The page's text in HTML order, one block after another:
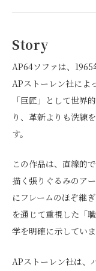
Story
AP64ソファは、1965
APストーレン社によ
「巨匠」として世界
り、革新よりも洗練
す。
この作品は、直線的
描く張りぐるみのア
にフレームのほぞ継
を通じて重視した「
学を明確に示していま
APストーレン社は、